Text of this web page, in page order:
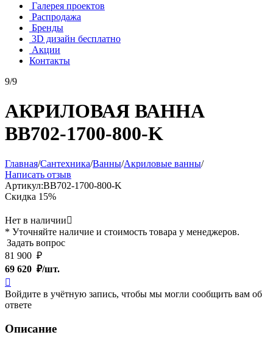
Галерея проектов
Распродажа
Бренды
3D дизайн бесплатно
Акции
Контакты
9/9
АКРИЛОВАЯ ВАННА
BB702-1700-800-K
Главная/Сантехника/Ванны/Акриловые ванны/
Написать отзыв
Артикул:BB702-1700-800-K
Скидка 15%
Нет в наличии
* Уточняйте наличие и стоимость товара у менеджеров.
Задать вопрос
81 900 ₽
69 620 ₽/шт.

Войдите в учётную запись, чтобы мы могли сообщить вам об
ответе
Описание